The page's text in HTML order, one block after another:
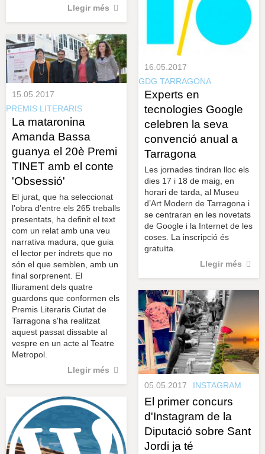
Llegir més
16.05.2017
GDG TARRAGONA
Experts en
tecnologies Google
celebren la seva
convenció anual a
Tarragona
Les jornades tindran lloc els
dies 17 i 18 de maig, en
horari de tarda, al Museu
d’Art Modern de Tarragona i
se centraran en les novetats
de Google i la Internet de les
coses. La inscripció és
gratuïta.
Llegir més
15.05.2017
PREMIS LITERARIS
La mataronina
Amanda Bassa
guanya el 20è Premi
TINET amb el conte
'Obsessió'
El jurat, que ha seleccionat
l'obra d'entre els 265 treballs
presentats, ha definit el text
com un relat amb una veu
narrativa madura, que guia
el lector per indrets que no
són el que semblen, amb un
final sorprenent. El
lliurament dels quatre
guardons que conformen els
Premis Literaris Ciutat de
Tarragona s'ha realitzat
aquest passat dissabte al
vespre en un acte al Teatre
Metropol.
Llegir més
05.05.2017
INSTAGRAM
El primer concurs
d'Instagram de la
Diputació sobre Sant
Jordi ja té